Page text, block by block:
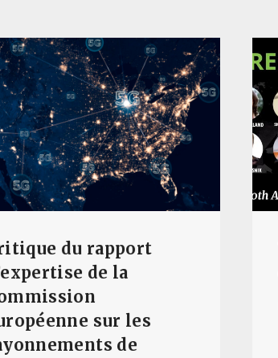
du rapport
de la
sur les
de